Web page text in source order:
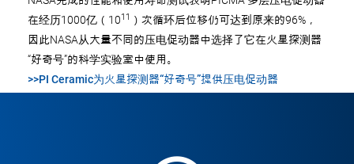
在经历1000亿（1011 ）次循环后位移仍可达到原来的96%，
因此NASA从大量不同的压电促动器中选择了它在火星探测器
“好奇号”的科学实验室中使用。
>>PI Ceramic为火星探测器“好奇号”提供压电促动器